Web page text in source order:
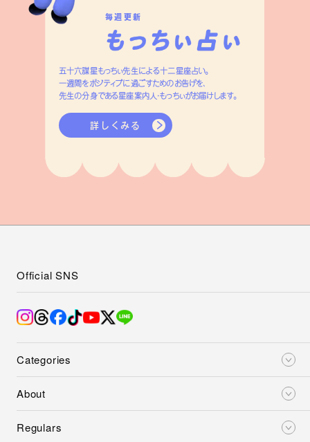
毎週更新
五十六謀星もっちぃ先生による十二星座占い。
一週間をポジティブに過ごすためのお告げを、
先生の分身である星座案内人・もっちぃがお届けします。
詳しくみる
Categories
About
Regulars
Official SNS